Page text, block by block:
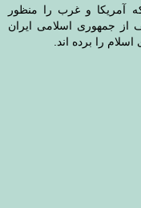
آمریکا و غرب را منظور
از جمهوری اسلامی ایران
را برده اند.